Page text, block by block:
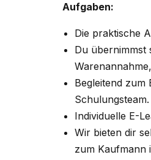
Aufgaben:
Die praktische
Du übernimmst
Begleitend
Schulungsteam.
Individuelle E-
Wir bieten dir
zum Kaufmann